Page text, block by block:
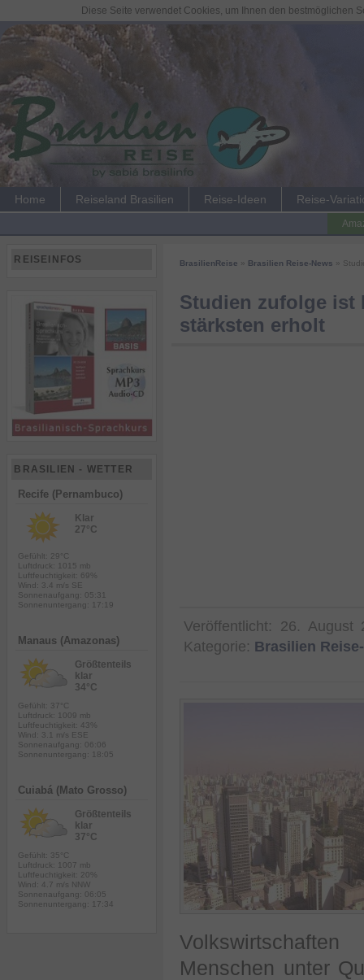
Home Reiseland Brasilien Reise-Ideen Reise-
BrasilienReise Brasilien Reise-News »
Studien zufolge ist
stärksten erholt
Veröffentlicht: 26. August
Kategorie: Brasilien
Menschen unter
REISEINFOS
BRASILIEN - WETTER
Recife (Pernambuco)
Klar
27°C
Gefühlt: 29°C
Luftdruck: 1015 mb
Luftfeuchtigkeit: 69%
Wind: 3.4 m/s SE
Sonnenaufgang: 05:31
Sonnenuntergang: 17:19
Manaus (Amazonas)
Größtenteils
klar
34°C
Gefühlt: 37°C
Luftdruck: 1009 mb
Luftfeuchtigkeit: 43%
Wind: 3.1 m/s ESE
Sonnenaufgang: 06:06
Sonnenuntergang: 18:05
Cuiabá (Mato Grosso)
Größtenteils
klar
37°C
Gefühlt: 35°C
Luftdruck: 1007 mb
Luftfeuchtigkeit: 20%
Wind: 4.7 m/s NNW
Sonnenaufgang: 06:05
Sonnenuntergang: 17:34
Diese Seite verwendet Cookies, um Ihnen den bestmöglichen